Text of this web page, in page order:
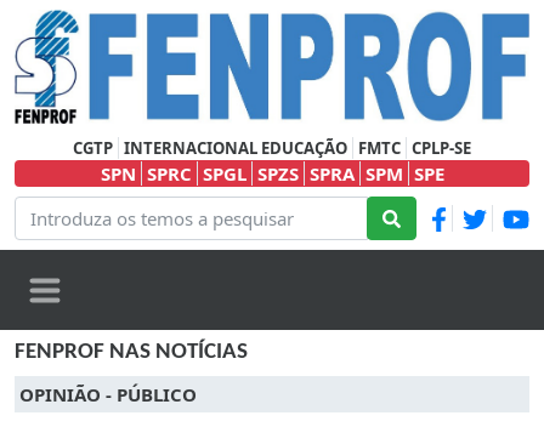
CGTP INTERNACIONAL EDUCAÇÃO FMTC CPLP-SE
SPN SPRC SPGL SPZS SPRA SPM SPE
FENPROF NAS NOTÍCIAS
OPINIÃO - PÚBLICO